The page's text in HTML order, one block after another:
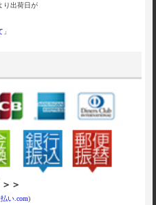
り出荷日が
」
＞
い.com)